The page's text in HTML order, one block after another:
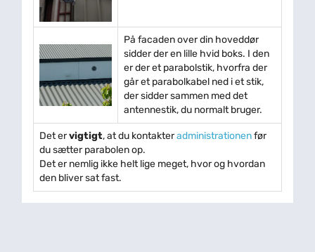
På facaden over din hoveddør
sidder der en lille hvid boks. I den
er der et parabolstik, hvorfra der
går et parabolkabel ned i et stik,
der sidder sammen med det
antennestik, du normalt bruger.
Det ervigtigt, at du kontakteradministrationenfør
du sætter parabolen op.
Det er nemlig ikke helt lige meget, hvor og hvordan
den bliver sat fast.